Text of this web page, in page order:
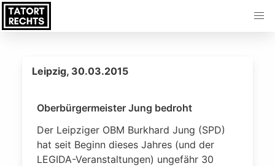
Leipzig, 30.03.2015
Oberbürgermeister Jung bedroht
Der Leipziger OBM Burkhard Jung (SPD)
hat seit Beginn dieses Jahres (und der
LEGIDA-Veranstaltungen) ungefähr 30